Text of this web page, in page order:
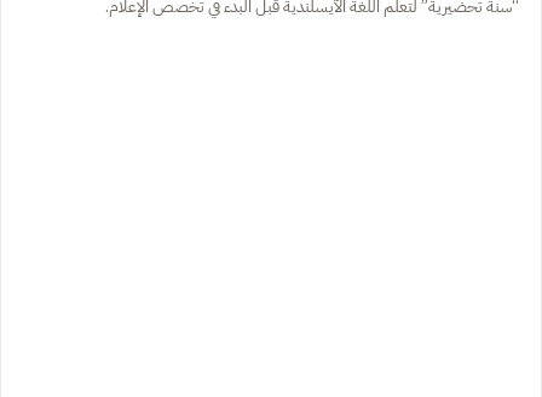
“سنة تحضيرية” لتعلم اللغة الآيسلندية قبل البدء في تخصص الإعلام.